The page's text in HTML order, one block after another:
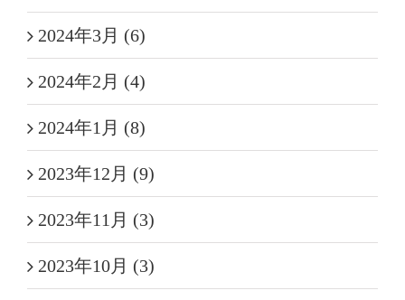
2024年3月 (6)
2024年2月 (4)
2024年1月 (8)
2023年12月 (9)
2023年11月 (3)
2023年10月 (3)